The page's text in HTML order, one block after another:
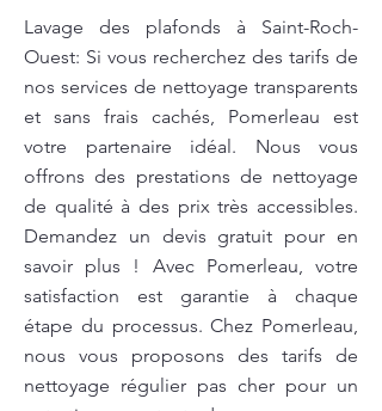
Lavage des plafonds à Saint-Roch-
Ouest: Si vous recherchez des tarifs de
nos services de nettoyage transparents
et sans frais cachés, Pomerleau est
votre partenaire idéal. Nous vous
offrons des prestations de nettoyage
de qualité à des prix très accessibles.
Demandez un devis gratuit pour en
savoir plus ! Avec Pomerleau, votre
satisfaction est garantie à chaque
étape du processus. Chez Pomerleau,
nous vous proposons des tarifs de
nettoyage régulier pas cher pour un